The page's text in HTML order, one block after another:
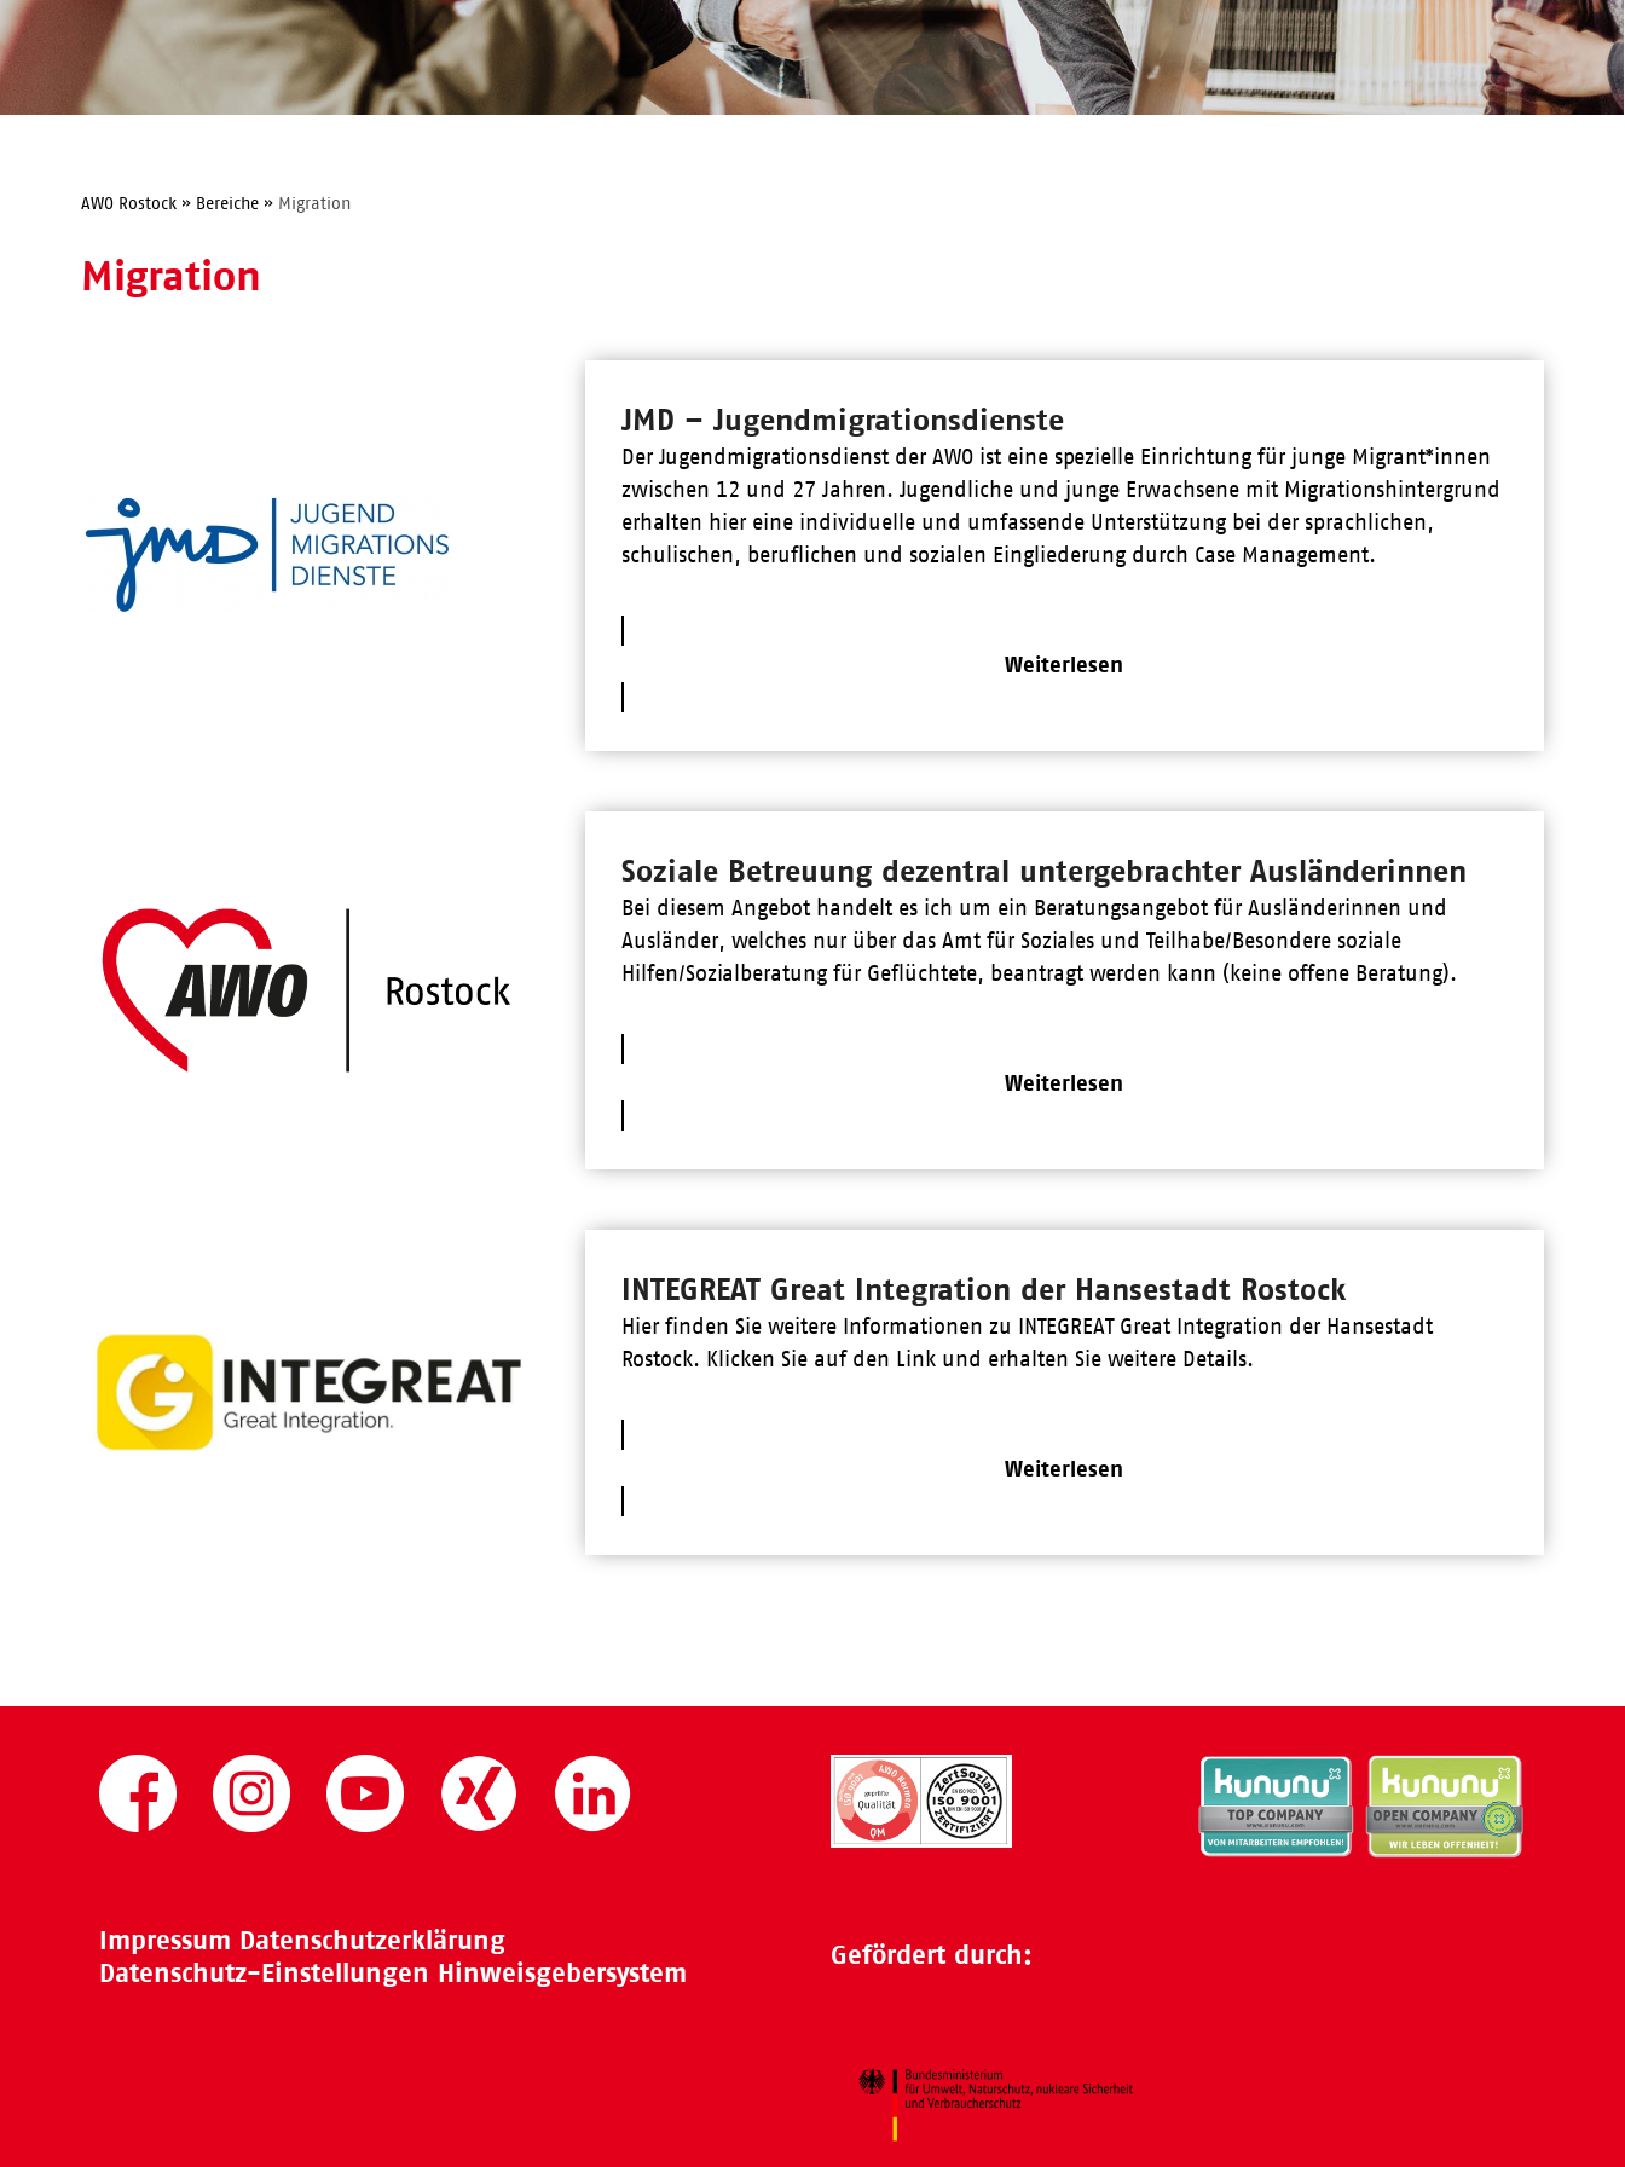
AWO Rostock » Bereiche » Migration
Migration
JMD – Jugendmigrationsdienste
Der Jugendmigrationsdienst der AWO ist eine spezielle Einrichtung für junge Migrant*innen
zwischen 12 und 27 Jahren. Jugendliche und junge Erwachsene mit Migrationshintergrund
erhalten hier eine individuelle und umfassende Unterstützung bei der sprachlichen,
schulischen, beruflichen und sozialen Eingliederung durch Case Management.
Weiterlesen
Soziale Betreuung dezentral untergebrachter Ausländerinnen
Bei diesem Angebot handelt es ich um ein Beratungsangebot für Ausländerinnen und
Ausländer, welches nur über das Amt für Soziales und Teilhabe/Besondere soziale
Hilfen/Sozialberatung für Geflüchtete, beantragt werden kann (keine offene Beratung).
Weiterlesen
INTEGREAT Great Integration der Hansestadt Rostock
Hier finden Sie weitere Informationen zu INTEGREAT Great Integration der Hansestadt
Rostock. Klicken Sie auf den Link und erhalten Sie weitere Details.
Weiterlesen
Impressum Datenschutzerklärung
Datenschutz-Einstellungen Hinweisgebersystem
Gefördert durch: